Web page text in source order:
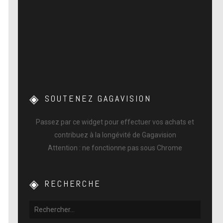
SOUTENEZ GAGAVISION
Passez par ce widget pour effectuer vos achats et
contribuez à la longévité de Gagavision
Attention : ne fonctionne pas sous Chrome
RECHERCHE